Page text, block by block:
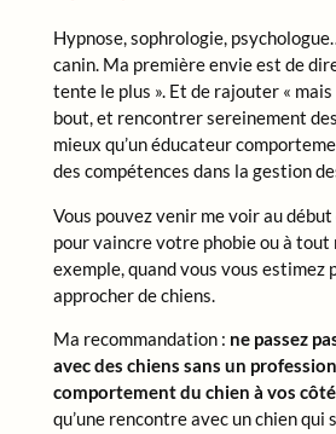
Hypnose, sophrologie,
canin. Ma première envie est de
tente le plus ». Et de rajouter «
bout, et rencontrer sereinement des
mieux qu’un éducateur
des compétences dans la gestion
Vous pouvez venir me voir au
pour vaincre votre phobie ou à tout
exemple, quand vous vous estimez
approcher de chiens.
Ma recommandation : ne passez
avec des chiens sans un
comportement du chien à vos
qu’une rencontre avec un chien qui